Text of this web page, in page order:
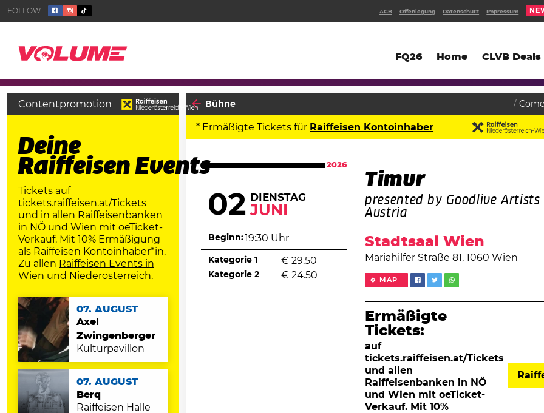
FQ26 Home CLVB Deals
AGB Offenlegung Datenschutz Impressum
Bühne
* Ermäßigte Tickets für Raiffeisen Kontoinhaber
2026
02 DIENSTAG
JUNI
Timur
presented by Goodlive Artists
Austria
Stadtsaal Wien
Mariahilfer Straße 81, 1060 Wien
MAP
Ermäßigte
Tickets:
auf
tickets.raiffeisen.at/Tickets
und allen
Raiffeisenbanken in NÖ
und Wien mit oeTicket-
Verkauf. Mit 10%
Beginn: 19:30 Uhr
Kategorie 1 € 29.50
Kategorie 2 € 24.50
Contentpromotion
Deine
Raiffeisen Events
Tickets auf
tickets.raiffeisen.at/Tickets
und in allen Raiffeisenbanken
in NÖ und Wien mit oeTicket-
Verkauf. Mit 10% Ermäßigung
als Raiffeisen Kontoinhaber*in.
Zu allen Raiffeisen Events in
Wien und Niederösterreich.
07. AUGUST
Axel
Zwingenberger
Kulturpavillon
07. AUGUST
Berq
Raiffeisen Halle